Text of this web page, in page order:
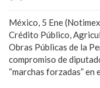
México, 5 Ene
Crédito Público,
Obras Públicas de la
compromiso de
“marchas forzadas”